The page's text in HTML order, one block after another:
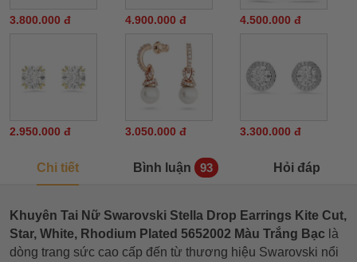
3.800.000 đ 4.900.000 đ 4.500.000 đ
2.950.000 đ 3.050.000 đ 3.300.000 đ
Chi tiết Bình luận 93 Hỏi đáp
Khuyên Tai Nữ Swarovski Stella Drop Earrings Kite Cut,
Star, White, Rhodium Plated 5652002 Màu Trắng Bạc là
dòng trang sức cao cấp đến từ thương hiệu Swarovski nổi